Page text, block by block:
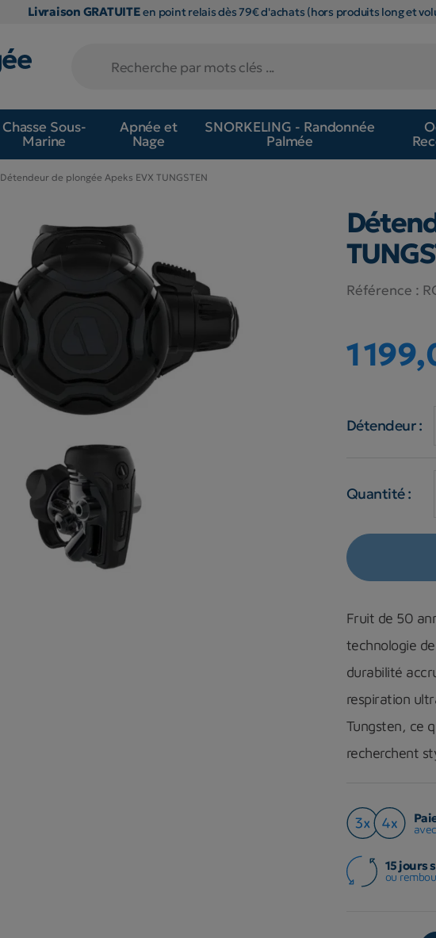
Livraison GRATUITEen point relais dès 79€ d'achats (hors produits long et
Chasse Sous-
Marine
Apnée et
Nage
SNORKELING - Randonnée
Palmée
Détendeur de plongée Apeks EVX TUNGSTEN
Référence :
1
Détendeur :
Quantité :
Fruit de 50
technologie
durabilité
respiration
Tungsten, ce
recherchent
15 jours
ou